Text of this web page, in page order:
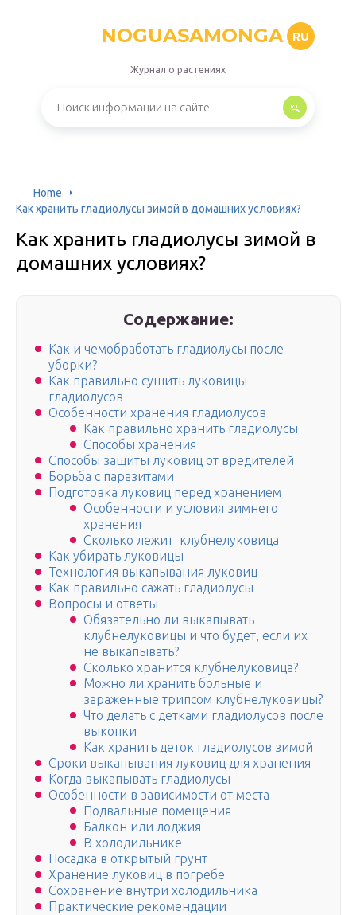
NOGUASAMONGA RU
Журнал о растениях
Home
Как хранить гладиолусы зимой в домашних условиях?
Как хранить гладиолусы зимой в
домашних условиях?
Содержание:
Как и чемобработать гладиолусы после
уборки?
Как правильно сушить луковицы
гладиолусов
Особенности хранения гладиолусов
Как правильно хранить гладиолусы
Способы хранения
Способы защиты луковиц от вредителей
Борьба с паразитами
Подготовка луковиц перед хранением
Особенности и условия зимнего
хранения
Сколько лежит клубнелуковица
Как убирать луковицы
Технология выкапывания луковиц
Как правильно сажать гладиолусы
Вопросы и ответы
Обязательно ли выкапывать
клубнелуковицы и что будет, если их
не выкапывать?
Сколько хранится клубнелуковица?
Можно ли хранить больные и
зараженные трипсом клубнелуковицы?
Что делать с детками гладиолусов после
выкопки
Как хранить деток гладиолусов зимой
Сроки выкапывания луковиц для хранения
Когда выкапывать гладиолусы
Особенности в зависимости от места
Подвальные помещения
Балкон или лоджия
В холодильнике
Посадка в открытый грунт
Хранение луковиц в погребе
Сохранение внутри холодильника
Практические рекомендации